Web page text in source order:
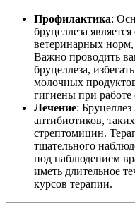
Профилактика:
бруцеллеза
ветеринарных норм,
Важно проводить
бруцеллеза,
молочных
гигиены при
Лечение:
антибиотиков,
стрептомицин.
тщательного
под наблюдением
иметь длительное
курсов терапии.